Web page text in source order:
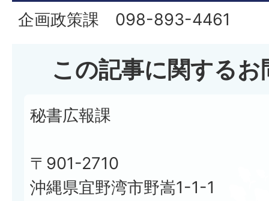
企画政策課 098-893-4461
この記事に関する
秘書広報課
〒901-2710
沖縄県宜野湾市野嵩1-1-1